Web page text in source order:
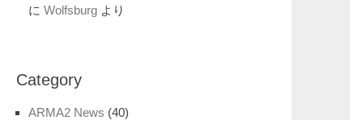
に Wolfsburg より
Category
ARMA2 News (40)